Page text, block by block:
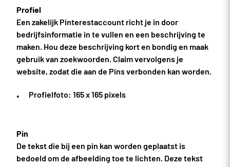
Profiel
Een zakelijk Pinterestaccount richt je in door
bedrijfsinformatie in te vullen en een beschrijving te
maken. Hou deze beschrijving kort en bondig en maak
gebruik van zoekwoorden. Claim vervolgens je
website, zodat die aan de Pins verbonden kan worden.
Profielfoto: 165 x 165 pixels
Pin
De tekst die bij een pin kan worden geplaatst is
bedoeld om de afbeelding toe te lichten. Deze tekst